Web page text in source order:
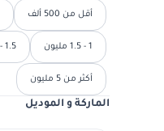
أقل من 500 ألف
1 - 1.5 مليون 1.5 - 2.5 مليون
أكثر من 5 مليون
الماركة و الموديل